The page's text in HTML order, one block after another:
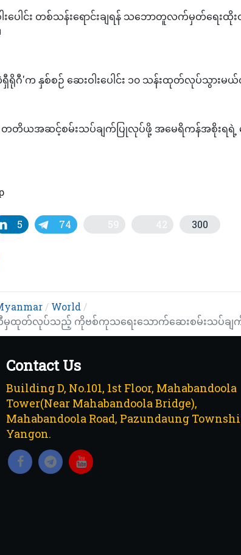
ပေါင်း တစ်သန်းရောင်းချရန် သဘောတူလက်မှတ်ရေ
ဂီ'က နှစ်စဉ် ဆေးဝါးပေါင်း ၁၀ သန်းထုတ်လုပ်သွားမ
တတိယအဆင့်စမ်းသပ်ချက်ပြုလုပ်ဖို့ အမေရိကန်အစိုးရရဲ့
5 74 59 42 300
ရှားကို ပြစ်တင်ရှုတ်ချသည့် ဆုံးဖြတ်ချက်မူကြမ်းကို ကုလသမဂ္ဂ လုံ
လူသားများ၏ စိတ်ဖိစီးမှုကို ခွေးများအနံ့ခံသိရှိနိုင်ကြောင်း လ
World
မှထုတ်လုပ်သည့် ကိုဗစ်ကုသရေးသောက်ဆေးစမ်းသပ်ချ
Contact Us
Building D, No.101, 1st Floor, Mahabandoola
Tower(Near Mahabandoola Bridge),
Mahabandoola Road, Pazundaung
Yangon.